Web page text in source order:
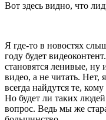
Вот здесь видно, что
Я где-то в новостях
году будет
становятся ленивые, ну
видео, а не читать. Нет,
всегда найдутся те,
Но будет ли таких
вопрос. Ведь мы же